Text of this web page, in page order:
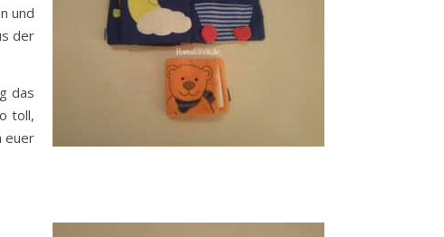
und
der
das
toll,
euer